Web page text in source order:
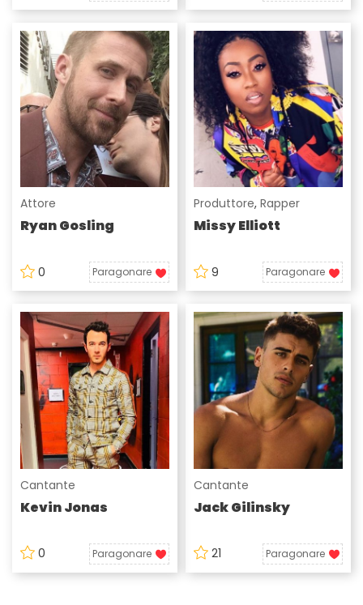
Attore
Ryan Gosling
0 Paragonare
Produttore, Rapper
Missy Elliott
9 Paragonare
Cantante
Kevin Jonas
0 Paragonare
Cantante
Jack Gilinsky
21 Paragonare